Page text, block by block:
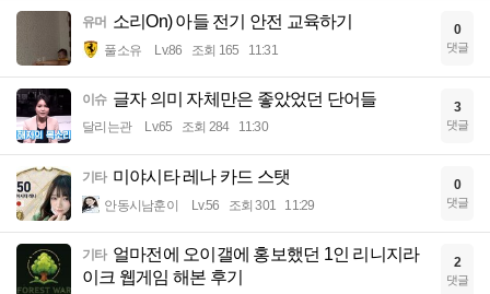
유머 소리On) 아들 전기 안전 교육하기
풀소유 Lv.86 조회 165 11:31
0
댓글
이슈 글자 의미 자체만은 좋았었던 단어들
달리는관 Lv.65 조회 284 11:30
3
댓글
기타 미야시타 레나 카드 스탯
안동시남훈이 Lv.56 조회 301 11:29
0
댓글
기타 얼마전에 오이갤에 홍보했던 1인 리니지라
이크 웹게임 해본 후기
2
댓글